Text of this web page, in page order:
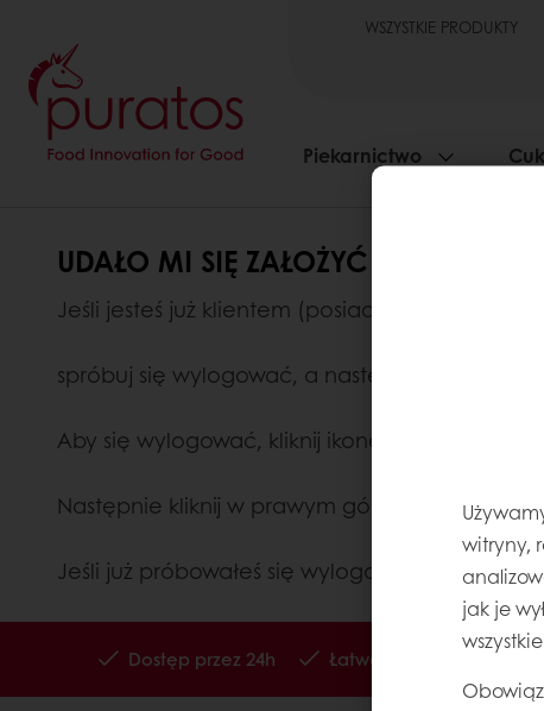
WSZYSTKIE PRODUKTY
Piekarnictwo
UDAŁO MI SIĘ ZAŁOŻYĆ KONTO
Jeśli jesteś już klientem (posiadasz ważny
spróbuj się wylogować, a następnie
Aby się wylogować, kliknij ikonę człowieka
Następnie kliknij w prawym górnym rogu
Jeśli już próbowałeś się wylogować i
witryny,
jak je
Dostęp przez 24h Łatwe zamawianie